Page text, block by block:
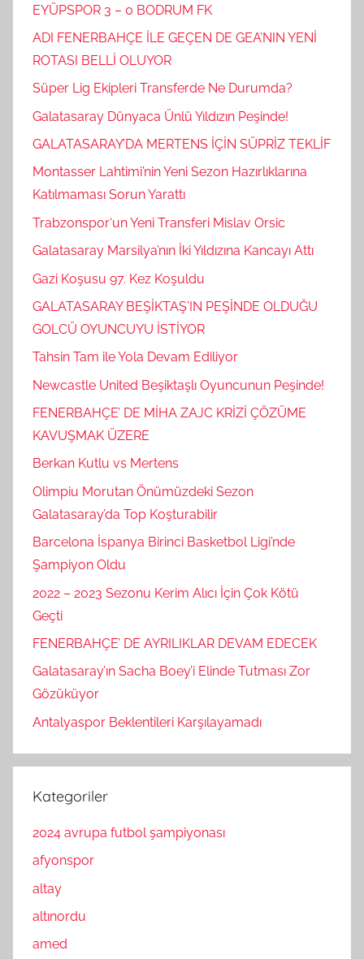
EYÜPSPOR 3 – 0 BODRUM FK
ADI FENERBAHÇE İLE GEÇEN DE GEA’NIN YENİ
ROTASI BELLİ OLUYOR
Süper Lig Ekipleri Transferde Ne Durumda?
Galatasaray Dünyaca Ünlü Yıldızın Peşinde!
GALATASARAY’DA MERTENS İÇİN SÜPRİZ TEKLİF
Montasser Lahtimi’nin Yeni Sezon Hazırlıklarına
Katılmaması Sorun Yarattı
Trabzonspor‘un Yeni Transferi Mislav Orsic
Galatasaray Marsilya’nın İki Yıldızına Kancayı Attı
Gazi Koşusu 97. Kez Koşuldu
GALATASARAY BEŞİKTAŞ’IN PEŞİNDE OLDUĞU
GOLCÜ OYUNCUYU İSTİYOR
Tahsin Tam ile Yola Devam Ediliyor
Newcastle United Beşiktaşlı Oyuncunun Peşinde!
FENERBAHÇE’ DE MİHA ZAJC KRİZİ ÇÖZÜME
KAVUŞMAK ÜZERE
Berkan Kutlu vs Mertens
Olimpiu Morutan Önümüzdeki Sezon
Galatasaray’da Top Koşturabilir
Barcelona İspanya Birinci Basketbol Ligi’nde
Şampiyon Oldu
2022 – 2023 Sezonu Kerim Alıcı İçin Çok Kötü
Geçti
FENERBAHÇE’ DE AYRILIKLAR DEVAM EDECEK
Galatasaray’ın Sacha Boey’i Elinde Tutması Zor
Gözüküyor
Antalyaspor Beklentileri Karşılayamadı
Kategoriler
2024 avrupa futbol şampiyonası
afyonspor
altay
altınordu
amed